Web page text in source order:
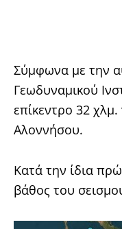
Σύμφωνα με την
Γεωδυναμικού
επίκεντρο 32 χλμ.
Αλοννήσου.
Κατά την ίδια
βάθος του